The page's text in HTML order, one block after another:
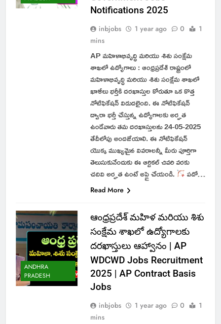
Notifications 2025
inbjobs 1 year ago 0
1
mins
AP మహిళాభివృద్ధి మరియు శిశు సంక్షేమ
శాఖలో ఉద్యోగాలు : ఆంధ్రప్రదేశ్ రాష్ట్రంలో
మహిళాభివృద్ధి మరియు శిశు సంక్షేమ శాఖలో
ఖాళీలు భర్తీకి దరఖాస్తుల కోరుతూ ఒక కొత్త
నోటిఫికేషన్ విడుదలైంది. ఈ నోటిఫికేషన్
ద్వారా భర్తీ చేస్తున్న ఉద్యోగాలకు అర్హత
ఉండేవారు తమ దరఖాస్తులను 24-05-2025
తేదీలోపు అందజేయాలి. ఈ నోటిఫికేషన్
యొక్క ముఖ్యమైన వివరాలన్నీ మీరు పూర్తిగా
తెలుసుకునేందుకు ఈ ఆర్టికల్ చివరి వరకు
చదివి అర్హత ఉంటే అప్లై చేయండి.
పదో…
Read More
ANDHRA
PRADESH
ఆంధ్రప్రదేశ్ మహిళ మరియు శిశు
సంక్షేమ శాఖలో ఉద్యోగాలకు
దరఖాస్తులు ఆహ్వానం | AP
WDCWD Jobs Recruitment
2025 | AP Contract Basis
Jobs
inbjobs 1 year ago 0
1
mins